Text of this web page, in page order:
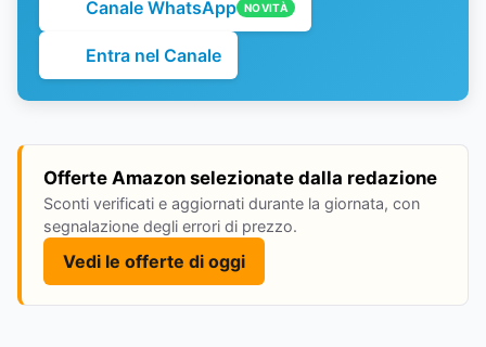
Canale WhatsApp NOVITÀ
Entra nel Canale
Offerte Amazon selezionate dalla redazione
Sconti verificati e aggiornati durante la giornata, con
segnalazione degli errori di prezzo.
Vedi le offerte di oggi